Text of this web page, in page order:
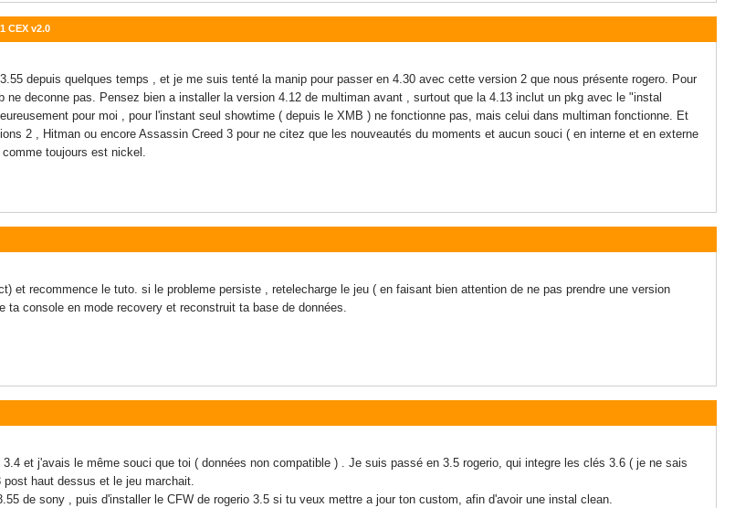
CEX v2.0
depuis quelques temps , et je me suis tenté la manip pour passer en 4.30 avec cette version 2 que nous présente rogero. Pour
ne deconne pas. Pensez bien a installer la version 4.12 de multiman avant , surtout que la 4.13 inclut un pkg avec le "instal
pour moi , pour l'instant seul showtime ( depuis le XMB ) ne fonctionne pas, mais celui dans multiman fonctionne. Et
2 , Hitman ou encore Assassin Creed 3 pour ne citez que les nouveautés du moments et aucun souci ( en interne et en externe
toujours est nickel.
et recommence le tuto. si le probleme persiste , retelecharge le jeu ( en faisant bien attention de ne pas prendre une version
console en mode recovery et reconstruit ta base de données.
3.4 et j'avais le même souci que toi ( données non compatible ) . Je suis passé en 3.5 rogerio, qui integre les clés 3.6 ( je ne sais
haut dessus et le jeu marchait.
de sony , puis d'installer le CFW de rogerio 3.5 si tu veux mettre a jour ton custom, afin d'avoir une instal clean.